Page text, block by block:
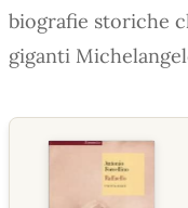
biografie storiche
giganti